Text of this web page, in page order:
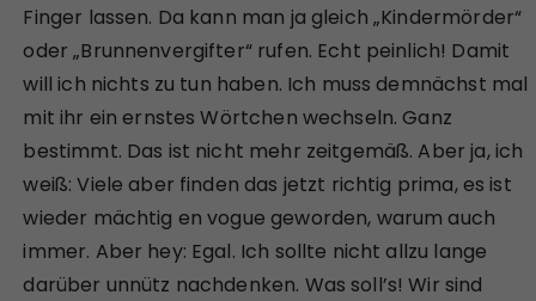
Finger lassen. Da kann man ja gleich „Kindermörder“
oder „Brunnenvergifter“ rufen. Echt peinlich! Damit
will ich nichts zu tun haben. Ich muss demnächst mal
mit ihr ein ernstes Wörtchen wechseln. Ganz
bestimmt. Das ist nicht mehr zeitgemäß. Aber ja, ich
weiß: Viele aber finden das jetzt richtig prima, es ist
wieder mächtig en vogue geworden, warum auch
immer. Aber hey: Egal. Ich sollte nicht allzu lange
darüber unnütz nachdenken. Was soll’s! Wir sind